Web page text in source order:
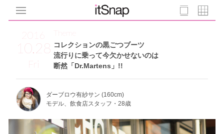
2016
10.28
Fri
コレクションの黒ごつブーツ
流行りに乗って今欠かせないのは
断然「Dr.Martens」!!
Theme
ダーブロウ有紗サン (160cm)
モデル、飲食店スタッフ・28歳